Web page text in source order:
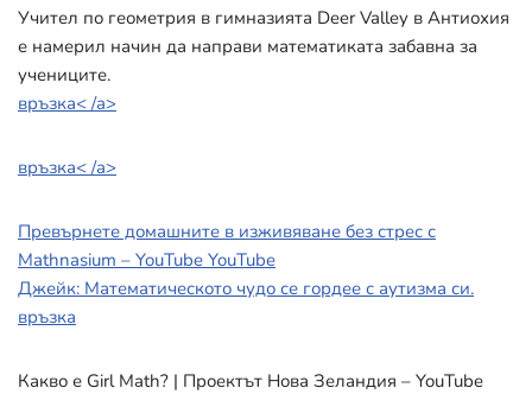
Учител по геометрия в гимназията Deer Valley в Антиохия
е намерил начин да направи математиката забавна за
учениците.
връзка< /a>
връзка< /a>
Превърнете домашните в изживяване без стрес с
Mathnasium – YouTube YouTube
Джейк: Математическото чудо се гордее с аутизма си.
връзка
Какво е Girl Math? | Проектът Нова Зеландия – YouTube